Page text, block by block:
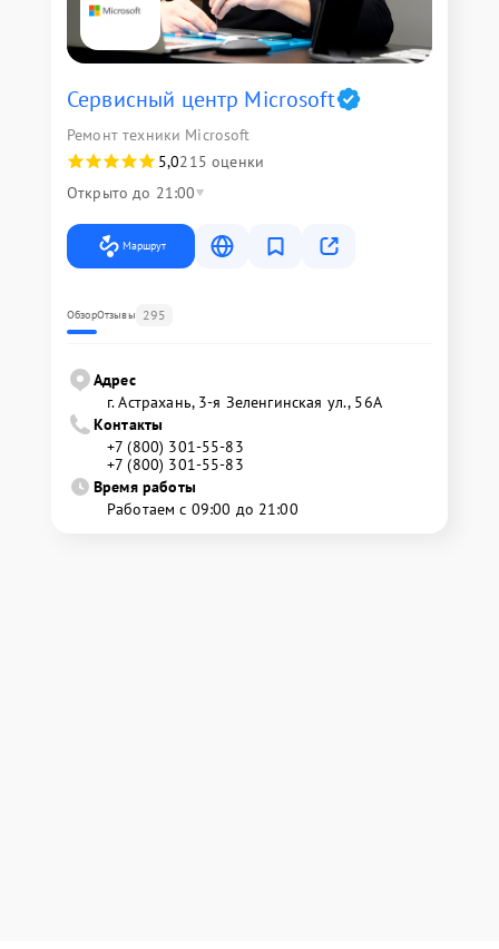
Сервисный центр Microsoft
Ремонт техники Microsoft
5,0215 оценки
Открыто до 21:00
Маршрут
ОбзорОтзывы 295
Адрес
г. Астрахань, 3-я Зеленгинская ул., 56А
Контакты
+7 (800) 301-55-83
+7 (800) 301-55-83
Время работы
Работаем с 09:00 до 21:00